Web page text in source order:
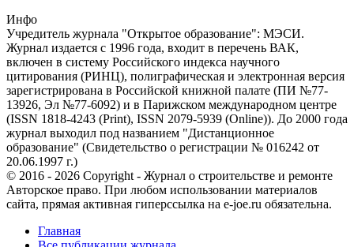
Инфо
Учредитель журнала "Открытое образование": МЭСИ.
Журнал издается с 1996 года, входит в перечень ВАК,
включен в систему Российского индекса научного
цитирования (РИНЦ), полиграфическая и электронная версия
зарегистрирована в Российской книжной палате (ПИ №77-
13926, Эл №77-6092) и в Парижском международном центре
(ISSN 1818-4243 (Print), ISSN 2079-5939 (Online)). До 2000 года
журнал выходил под названием "Дистанционное
образование" (Свидетельство о регистрации № 016242 от
20.06.1997 г.)
© 2016 - 2026 Copyright - Журнал о строительстве и ремонте
Авторское право. При любом использовании материалов
сайта, прямая активная гиперссылка на e-joe.ru обязательна.
Главная